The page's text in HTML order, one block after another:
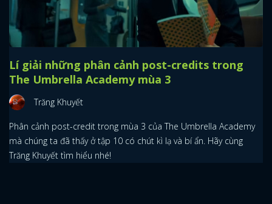
Lí giải những phân cảnh post-credits trong
The Umbrella Academy mùa 3
Trăng Khuyết
Phân cảnh post-credit trong mùa 3 của The Umbrella Academy
mà chúng ta đã thấy ở tập 10 có chút kì lạ và bí ẩn. Hãy cùng
Trăng Khuyết tìm hiểu nhé!